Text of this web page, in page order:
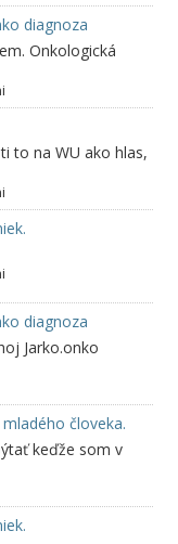
diagnoza
Onkologická
to na WU ako hlas,
diagnoza
Jarko.onko
človeka.
keďže som v